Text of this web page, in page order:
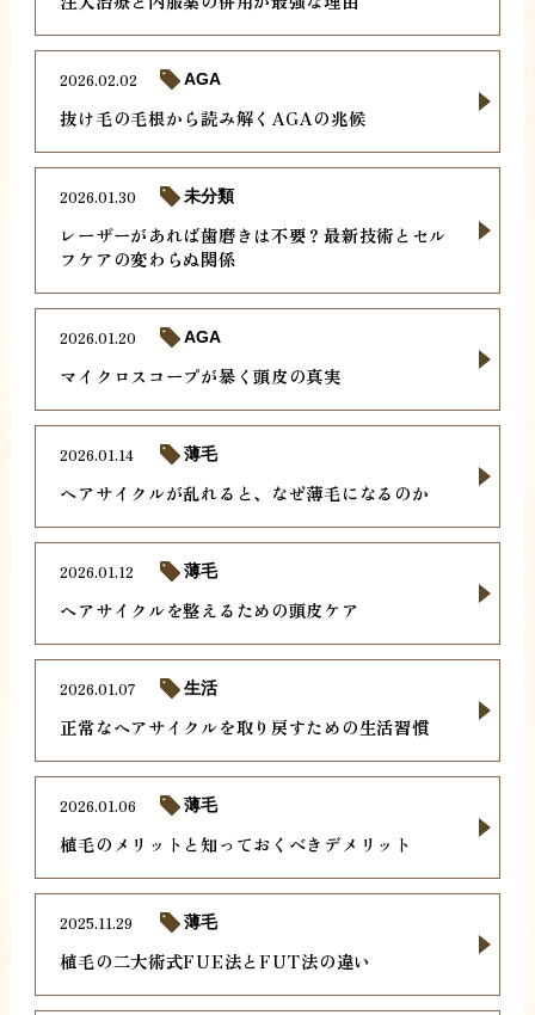
抜け毛の毛根から読み解くAGAの兆候
2026.02.02 AGA
レーザーがあれば歯磨きは不要？最新技術とセル
フケアの変わらぬ関係
2026.01.30 未分類
マイクロスコープが暴く頭皮の真実
2026.01.20 AGA
ヘアサイクルが乱れると、なぜ薄毛になるのか
2026.01.14 薄毛
ヘアサイクルを整えるための頭皮ケア
2026.01.12 薄毛
正常なヘアサイクルを取り戻すための生活習慣
2026.01.07 生活
植毛のメリットと知っておくべきデメリット
2026.01.06 薄毛
植毛の二大術式FUE法とFUT法の違い
2025.11.29 薄毛